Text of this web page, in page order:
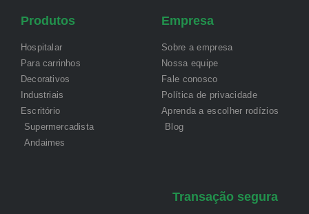
Produtos
Hospitalar
Para carrinhos
Decorativos
Industriais
Escritório
Supermercadista
Andaimes
Empresa
Sobre a empresa
Nossa equipe
Fale conosco
Política de privacidade
Aprenda a escolher rodízios
Blog
Transação segura